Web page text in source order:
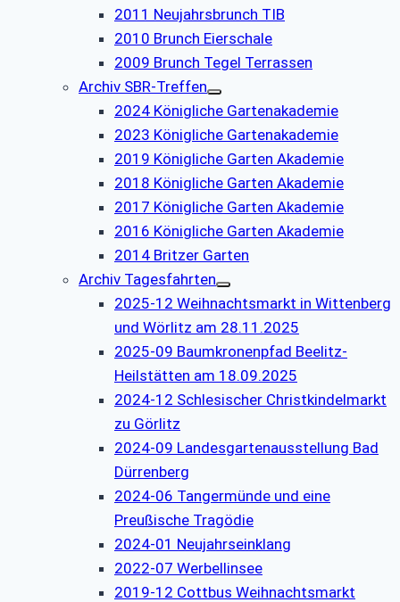
2011 Neujahrsbrunch TIB
2010 Brunch Eierschale
2009 Brunch Tegel Terrassen
Archiv SBR-Treffen
2024 Königliche Gartenakademie
2023 Königliche Gartenakademie
2019 Königliche Garten Akademie
2018 Königliche Garten Akademie
2017 Königliche Garten Akademie
2016 Königliche Garten Akademie
2014 Britzer Garten
Archiv Tagesfahrten
2025-12 Weihnachtsmarkt in Wittenberg
und Wörlitz am 28.11.2025
2025-09 Baumkronenpfad Beelitz-
Heilstätten am 18.09.2025
2024-12 Schlesischer Christkindelmarkt
zu Görlitz
2024-09 Landesgartenausstellung Bad
Dürrenberg
2024-06 Tangermünde und eine
Preußische Tragödie
2024-01 Neujahrseinklang
2022-07 Werbellinsee
2019-12 Cottbus Weihnachtsmarkt